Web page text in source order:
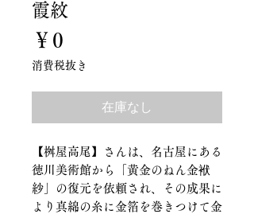
霞紋
￥0
格
消費税抜き
在庫なし
【桝屋高尾】さんは、名古屋にある
徳川美術館から「黄金のねん金袱
紗」の復元を依頼され、その成果に
より真綿の糸に金箔を巻きつけて金